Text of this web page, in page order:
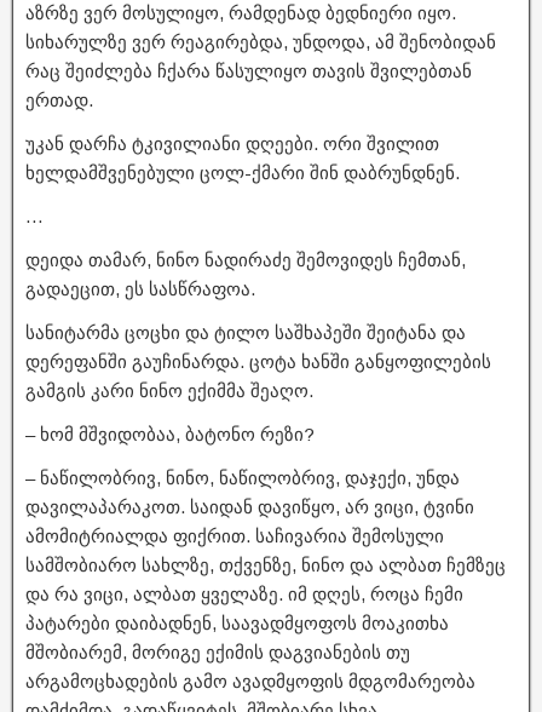
აზრზე ვერ მოსულიყო, რამდენად ბედნიერი იყო.
სიხარულზე ვერ რეაგირებდა, უნდოდა, ამ შენობიდან
რაც შეიძლება ჩქარა წასულიყო თავის შვილებთან
ერთად.
უკან დარჩა ტკივილიანი დღეები. ორი შვილით
ხელდამშვენებული ცოლ-ქმარი შინ დაბრუნდნენ.
…
დეიდა თამარ, ნინო ნადირაძე შემოვიდეს ჩემთან,
გადაეცით, ეს სასწრაფოა.
სანიტარმა ცოცხი და ტილო საშხაპეში შეიტანა და
დერეფანში გაუჩინარდა. ცოტა ხანში განყოფილების
გამგის კარი ნინო ექიმმა შეაღო.
– ხომ მშვიდობაა, ბატონო რეზი?
– ნაწილობრივ, ნინო, ნაწილობრივ, დაჯექი, უნდა
დავილაპარაკოთ. საიდან დავიწყო, არ ვიცი, ტვინი
ამომიტრიალდა ფიქრით. საჩივარია შემოსული
სამშობიარო სახლზე, თქვენზე, ნინო და ალბათ ჩემზეც
და რა ვიცი, ალბათ ყველაზე. იმ დღეს, როცა ჩემი
პატარები დაიბადნენ, საავადმყოფოს მოაკითხა
მშობიარემ, მორიგე ექიმის დაგვიანების თუ
არგამოცხადების გამო ავადმყოფის მდგომარეობა